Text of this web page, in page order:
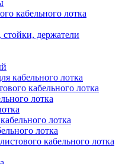
кабельного лотка
держатели
кабельного лотка
кабельного лотка
лотка
лотка
лотка
кабельного лотка